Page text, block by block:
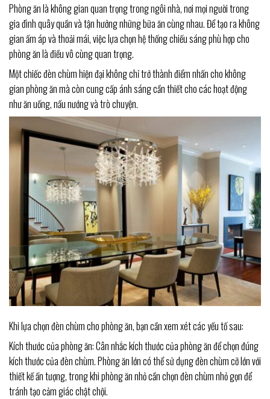
Phòng ăn là không gian quan trọng trong ngôi nhà, nơi mọi người trong
gia đình quây quần và tận hưởng những bữa ăn cùng nhau. Để tạo ra không
gian ấm áp và thoải mái, việc lựa chọn hệ thống chiếu sáng phù hợp cho
phòng ăn là điều vô cùng quan trọng.
Một chiếc đèn chùm hiện đại không chỉ trở thành điểm nhấn cho không
gian phòng ăn mà còn cung cấp ánh sáng cần thiết cho các hoạt động
như ăn uống, nấu nướng và trò chuyện.
Khi lựa chọn đèn chùm cho phòng ăn, bạn cần xem xét các yếu tố sau:
Kích thước của phòng ăn: Cân nhắc kích thước của phòng ăn để chọn đúng
kích thước của đèn chùm. Phòng ăn lớn có thể sử dụng đèn chùm cỡ lớn với
thiết kế ấn tượng, trong khi phòng ăn nhỏ cần chọn đèn chùm nhỏ gọn để
tránh tạo cảm giác chật chội.